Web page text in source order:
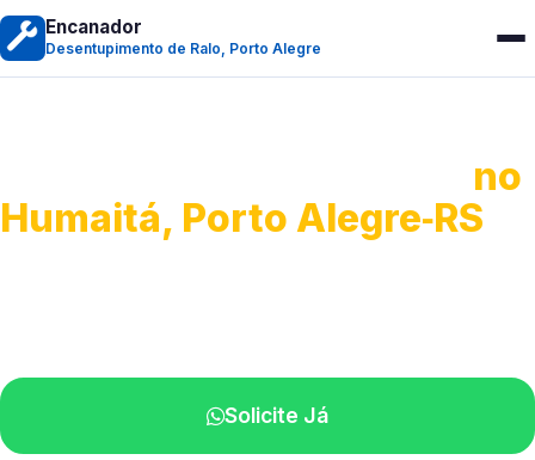
Encanador
Desentupimento de Ralo, Porto Alegre
no
Humaitá, Porto Alegre‑RS
Solicite Já